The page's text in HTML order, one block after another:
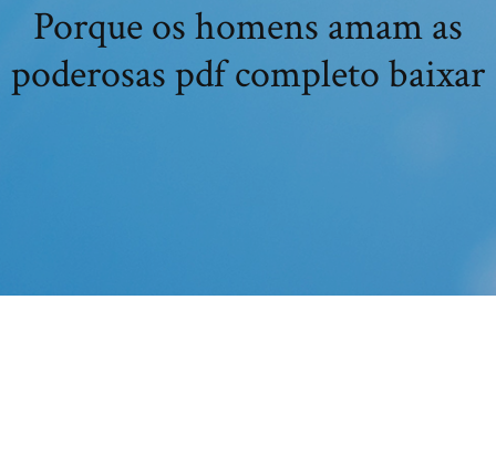
Porque os homens amam as
poderosas pdf completo baixar